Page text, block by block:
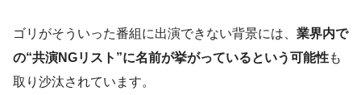
ゴリがそういった番組に出演できない背景には、 業界内で
の“共演NGリスト”に名前が挙がっているという可能性も
取り沙汰されています。